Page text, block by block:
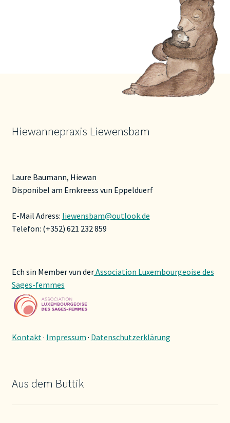
Hiewannepraxis Liewensbam
Laure Baumann, Hiewan
Disponibel am Emkreess vun Eppelduerf
E-Mail Adress: liewensbam@outlook.de
Telefon: (+352) 621 232 859
Ech sin Member vun derAssociation Luxembourgeoise des
Sages-femmes
Kontakt · Impressum · Datenschutzerklärung
Aus dem Buttik